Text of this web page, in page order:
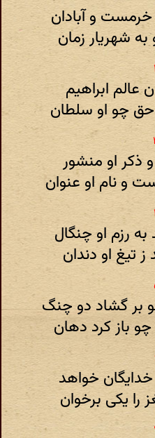
و آبادان
شهریار زمان
عالم ابراهیم
حق چو او سلطان
ذکر او منشور
و نام او عنوان
رزم او چنگال
ز تیغ او دندان
بر گشاد دو چنگ
باز کرد دهان
خواهد
را یکی برخوان